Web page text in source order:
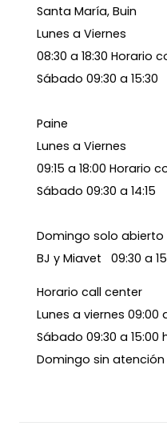
Santa María, Buin
Lunes a Viernes
08:30 a 18:30 Horario
Sábado 09:30 a 15:30
Paine
Lunes a Viernes
09:15 a 18:00 Horario
Sábado 09:30 a 14:15
Domingo solo
BJ y Miavet 09:30 a
Horario call center
Lunes a viernes 09:00
Sábado 09:30 a 15:00
Domingo sin atención